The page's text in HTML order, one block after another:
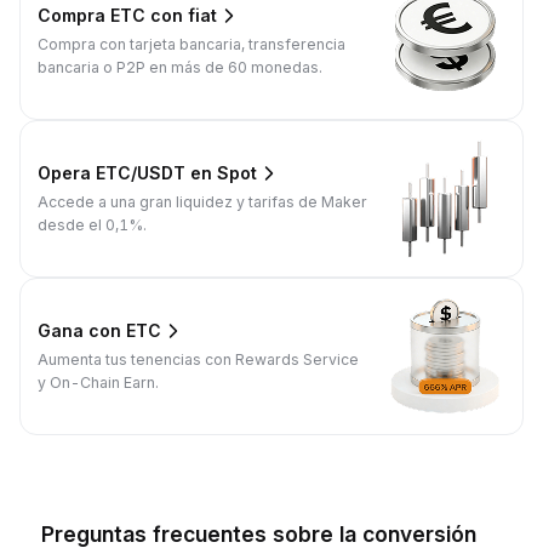
Compra ETC con fiat
Compra con tarjeta bancaria, transferencia
bancaria o P2P en más de 60 monedas.
Opera ETC/USDT en Spot
Accede a una gran liquidez y tarifas de Maker
desde el 0,1%.
Gana con ETC
Aumenta tus tenencias con Rewards Service
y On-Chain Earn.
Preguntas frecuentes sobre la conversión